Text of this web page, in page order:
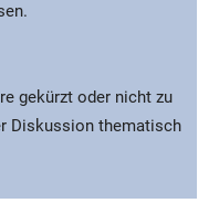
gekürzt oder nicht zu
Diskussion thematisch